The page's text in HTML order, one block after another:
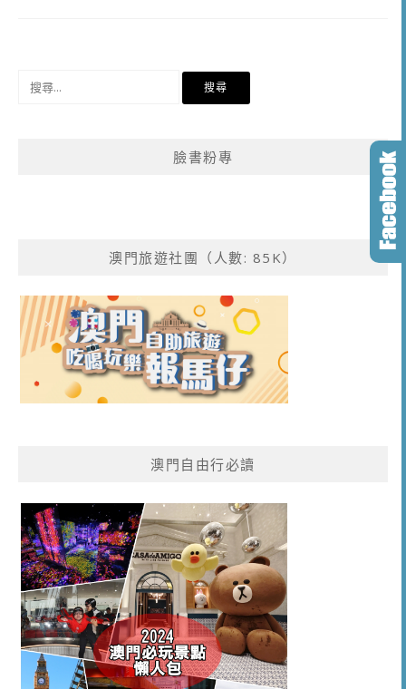
臉書粉專
澳門旅遊社團（人數: 85K）
澳門自由行必讀